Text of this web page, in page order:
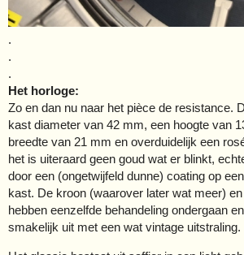
.
.
.
Het horloge:
Zo en dan nu naar het pièce de resistance.
kast diameter van 42 mm, een hoogte van
breedte van 21 mm en overduidelijk een
het is uiteraard geen goud wat er blinkt,
door een (ongetwijfeld dunne) coating op
kast. De kroon (waarover later wat meer)
hebben eenzelfde behandeling ondergaan
smakelijk uit met een wat vintage uitstraling.